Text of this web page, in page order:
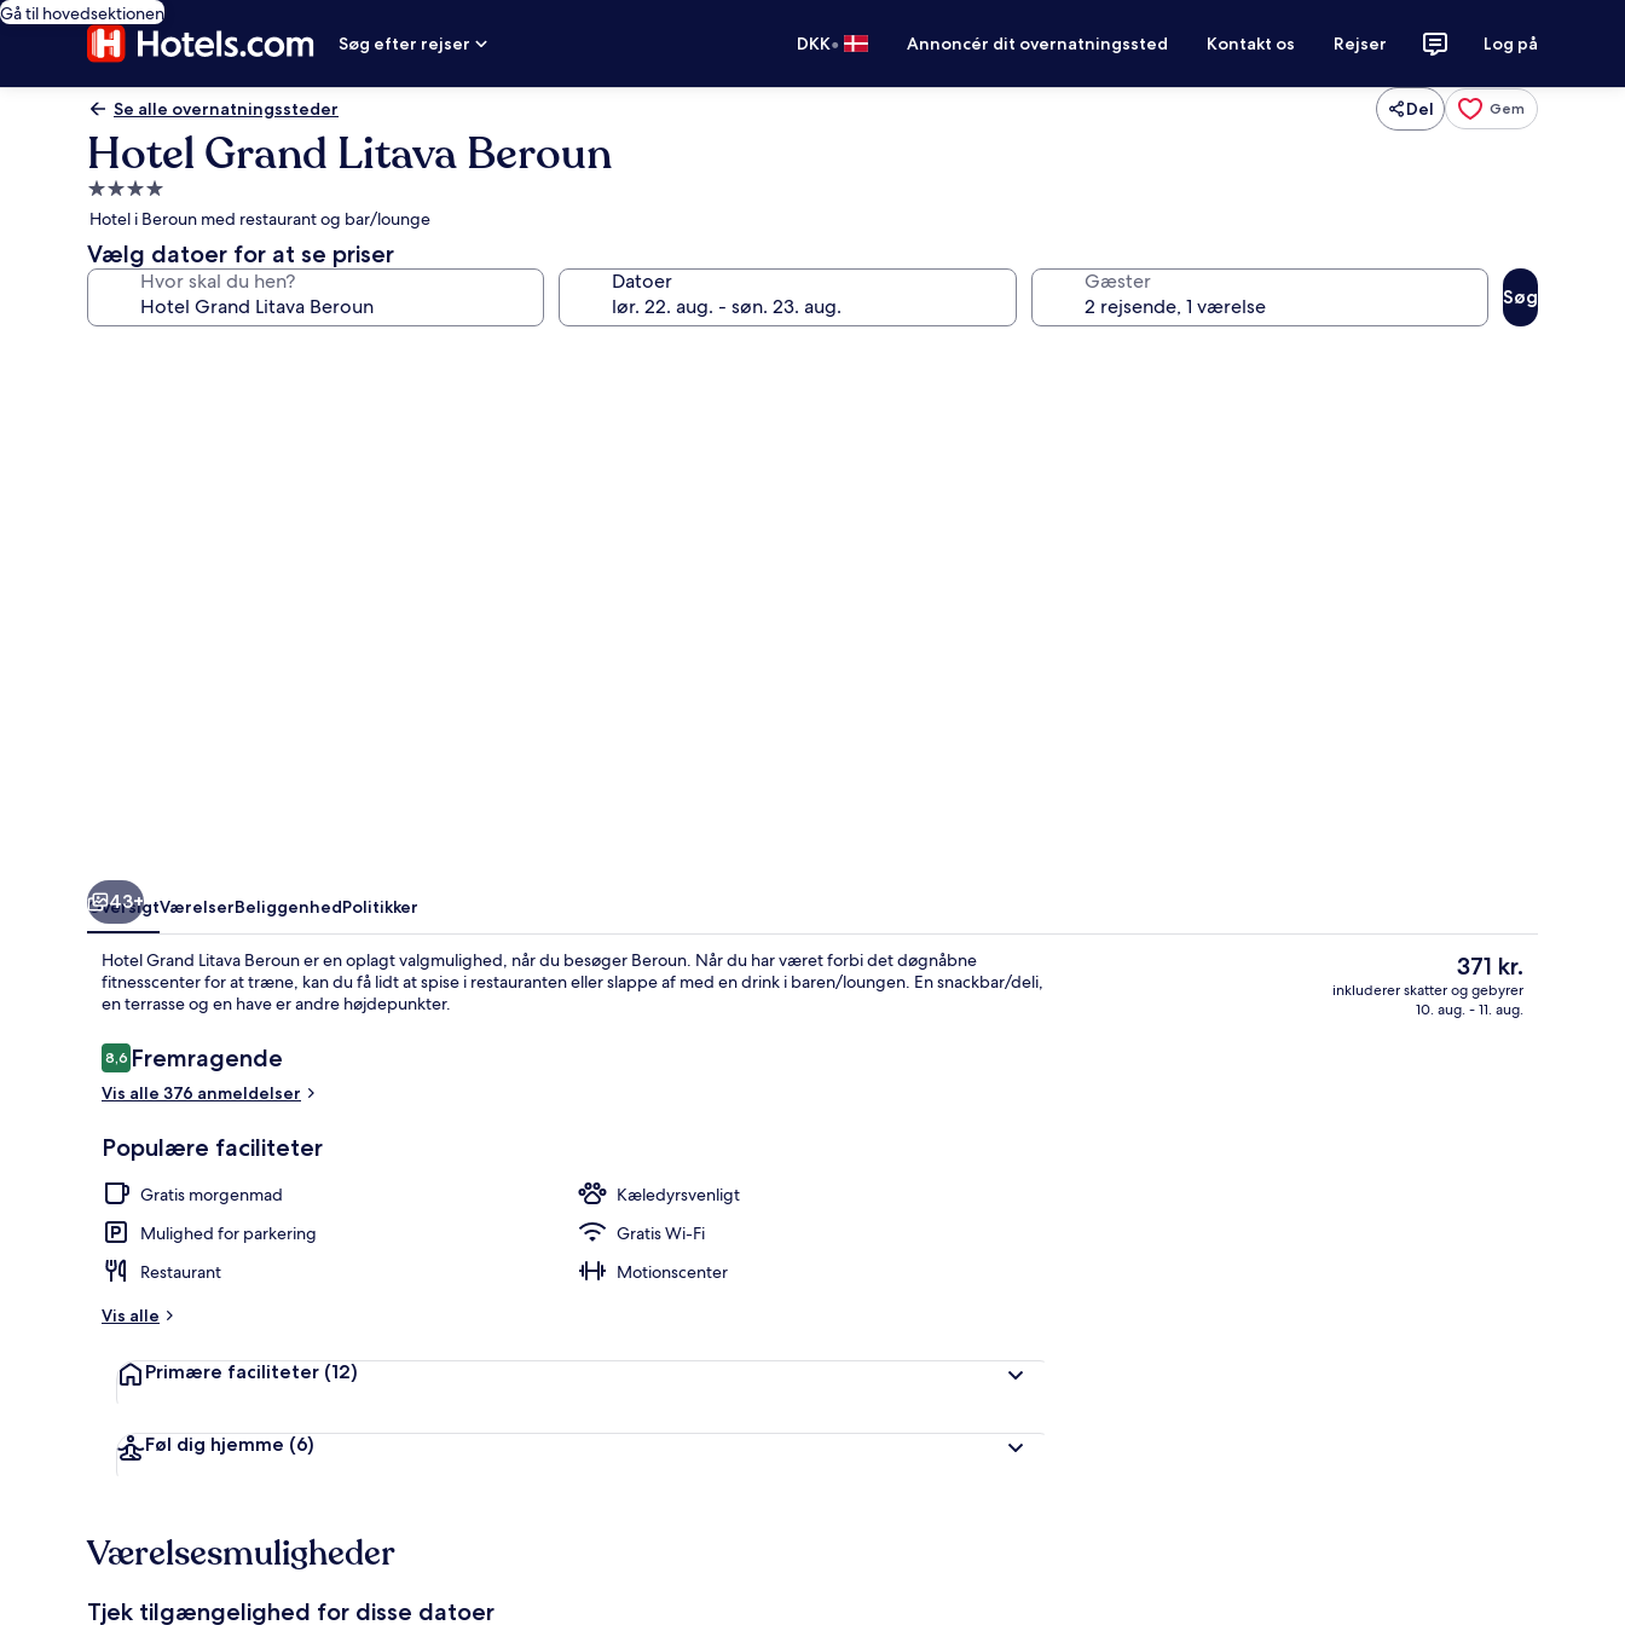
Gå til hovedsektionen
Søg efter rejser
DKK• Annoncér dit overnatningssted Kontakt os Rejser Log på
Se alle overnatningssteder Del Gem
Hotel Grand Litava Beroun
4.0-
stjernet
overnatningssted
Hotel i Beroun med restaurant og bar/lounge
Vælg datoer for at se priser
Hvor skal du hen? Datoer Gæster
Søg
Mødefaciliteter
43+
OversigtVærelserBeliggenhedPolitikker
Hotel Grand Litava Beroun er en oplagt valgmulighed, når du besøger Beroun. Når du har været forbi det døgnåbne
fitnesscenter for at træne, kan du få lidt at spise i restauranten eller slappe af med en drink i baren/loungen. En snackbar/deli,
en terrasse og en have er andre højdepunkter.
Anmeldelser
8,68,6 ud af 10.
Fremragende
Vis alle 376 anmeldelser
Populære faciliteter
Gratis morgenmad
Kæledyrsvenligt
Mulighed for parkering
Gratis Wi-Fi
Restaurant
Motionscenter
Vis alle
Primære faciliteter (12)
Føl dig hjemme (6)
Den
nuværende
pris
371 kr.
inkluderer skatter og gebyrer
10. aug. - 11. aug.
Værelsesmuligheder
Tjek tilgængelighed for disse datoer